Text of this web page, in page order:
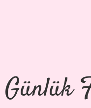
Günlük